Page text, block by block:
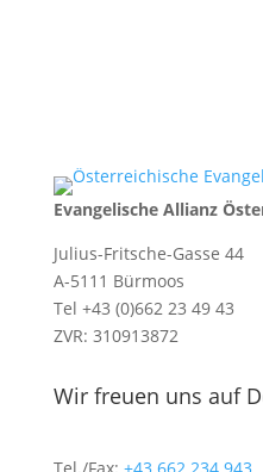
Evangelische Allianz
Julius-Fritsche-Gasse 44
A-5111 Bürmoos
Tel +43 (0)662 23 49 43
ZVR: 310913872
Wir freuen uns auf